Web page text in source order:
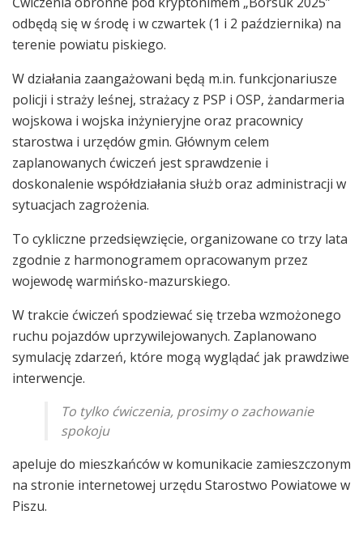
odbędą się w środę i w czwartek (1 i 2 października) na
terenie powiatu piskiego.
W działania zaangażowani będą m.in. funkcjonariusze
policji i straży leśnej, strażacy z PSP i OSP, żandarmeria
wojskowa i wojska inżynieryjne oraz pracownicy
starostwa i urzędów gmin. Głównym celem
zaplanowanych ćwiczeń jest sprawdzenie i
doskonalenie współdziałania służb oraz administracji w
sytuacjach zagrożenia.
To cykliczne przedsięwzięcie, organizowane co trzy lata
zgodnie z harmonogramem opracowanym przez
wojewodę warmińsko-mazurskiego.
W trakcie ćwiczeń spodziewać się trzeba wzmożonego
ruchu pojazdów uprzywilejowanych. Zaplanowano
symulację zdarzeń, które mogą wyglądać jak prawdziwe
interwencje.
To tylko ćwiczenia, prosimy o zachowanie
spokoju
apeluje do mieszkańców w komunikacie zamieszczonym
na stronie internetowej urzędu Starostwo Powiatowe w
Piszu.